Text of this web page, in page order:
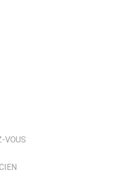
VOUS